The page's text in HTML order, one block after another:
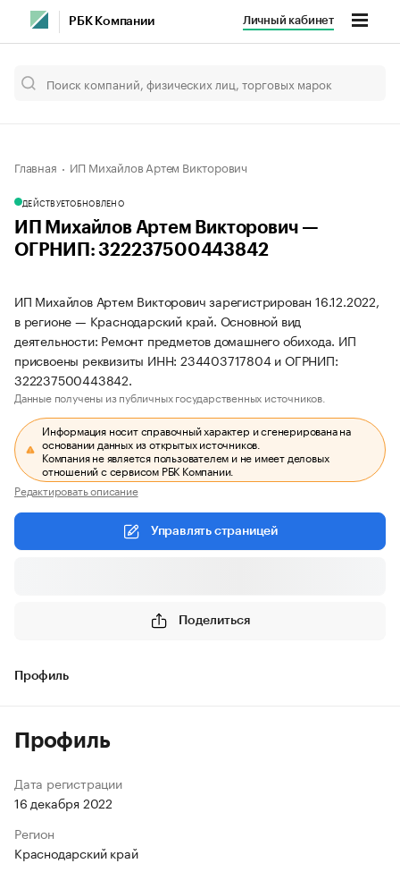
РБК Компании Личный кабинет
Главная ИП Михайлов Артем Викторович
ДЕЙСТВУЕТОБНОВЛЕНО
ИП Михайлов Артем Викторович —
ОГРНИП: 322237500443842
ИП Михайлов Артем Викторович зарегистрирован 16.12.2022,
в регионе — Краснодарский край. Основной вид
деятельности: Ремонт предметов домашнего обихода. ИП
присвоены реквизиты ИНН: 234403717804 и ОГРНИП:
322237500443842.
Данные получены из публичных государственных источников.
Информация носит справочный характер и сгенерирована на
основании данных из открытых источников.
Компания не является пользователем и не имеет деловых
отношений с сервисом РБК Компании.
Редактировать описание
Управлять страницей
Поделиться
Профиль
Профиль
Дата регистрации
16 декабря 2022
Регион
Краснодарский край